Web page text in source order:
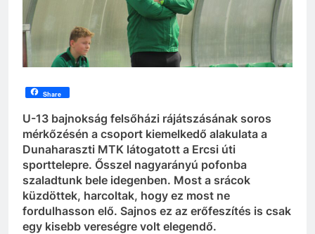
Share
U-13 bajnokság felsőházi rájátszásának soros
mérkőzésén a csoport kiemelkedő alakulata a
Dunaharaszti MTK látogatott a Ercsi úti
sporttelepre. Ősszel nagyarányú pofonba
szaladtunk bele idegenben. Most a srácok
küzdöttek, harcoltak, hogy ez most ne
fordulhasson elő. Sajnos ez az erőfeszítés is csak
egy kisebb vereségre volt elegendő.